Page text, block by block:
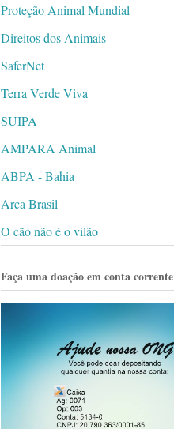
Proteção Animal Mundial
Direitos dos Animais
SaferNet
Terra Verde Viva
SUIPA
AMPARA Animal
ABPA - Bahia
Arca Brasil
O cão não é o vilão
Faça uma doação em conta corrente